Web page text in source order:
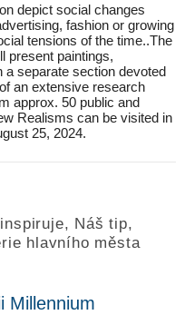
depict social changes
fashion or growing
tensions of the time..The
present paintings,
separate section devoted
an extensive research
approx. 50 public and
Realisms can be visited in
25, 2024.
, Náš tip,
hlavního města
Millennium